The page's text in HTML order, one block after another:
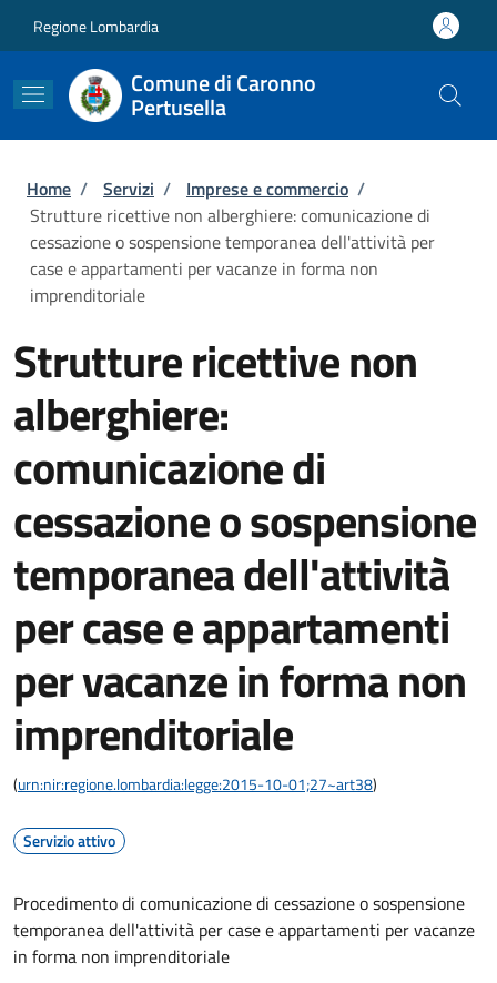
Regione Lombardia
Comune di Caronno
Pertusella
Briciole di pane
Home / Servizi / Imprese e commercio /
Strutture ricettive non alberghiere: comunicazione di
cessazione o sospensione temporanea dell'attività per
case e appartamenti per vacanze in forma non
imprenditoriale
Strutture ricettive non
alberghiere:
comunicazione di
cessazione o sospensione
temporanea dell'attività
per case e appartamenti
per vacanze in forma non
imprenditoriale
(urn:nir:regione.lombardia:legge:2015-10-01;27~art38)
Servizio attivo
Procedimento di comunicazione di cessazione o sospensione
temporanea dell'attività per case e appartamenti per vacanze
in forma non imprenditoriale